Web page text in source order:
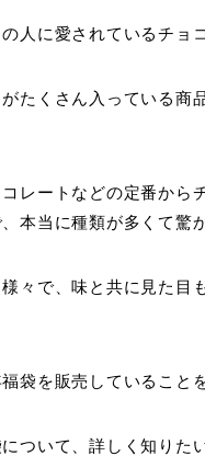
人に愛されているチョ
たくさん入っている商
レートなどの定番か
本当に種類が多くて驚
々で、味と共に見た目
袋を販売していること
ついて、詳しく知りた